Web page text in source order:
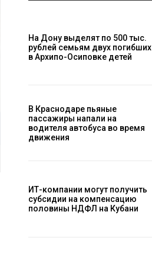
На Дону выделят по 500 тыс.
рублей семьям двух погибших
в Архипо-Осиповке детей
В Краснодаре пьяные
пассажиры напали на
водителя автобуса во время
движения
ИТ-компании могут получить
субсидии на компенсацию
половины НДФЛ на Кубани